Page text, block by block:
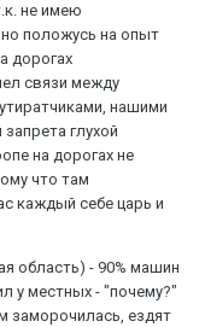
не имею
положусь на опыт
дорогах
связи между
нашими
глухой
на дорогах не
что там
каждый себе царь и
область) - 90% машин
у местных - "почему?"
заморочилась, ездят